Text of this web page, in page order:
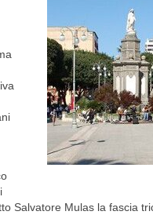
Salvatore Mulas la fascia